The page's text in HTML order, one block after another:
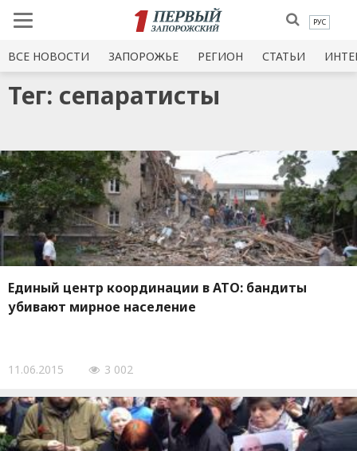
РУС
ВСЕ НОВОСТИ ЗАПОРОЖЬЕ РЕГИОН СТАТЬИ
Тег: сепаратисты
Единый центр координации в АТО: бандиты
убивают мирное население
11.06.2015 3 002